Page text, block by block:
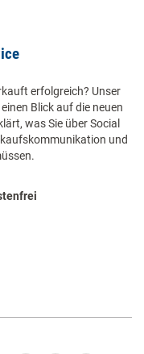
erfolgreich? Unser
Blick auf die neuen
was Sie über Social
und